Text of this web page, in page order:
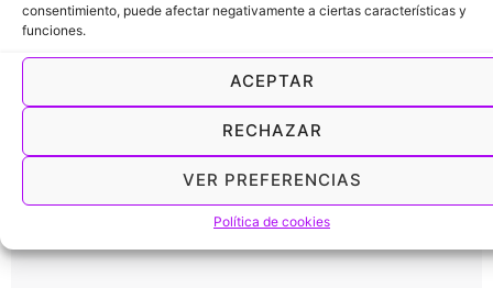
consentimiento, puede afectar negativamente a ciertas características y
funciones.
ACEPTAR
RECHAZAR
VER PREFERENCIAS
Política de cookies
No eres uno más. Detrás de ViDay hay un equipo que
te acompaña en el día a día, con soporte directo
Agenda una demo
Te llamamos